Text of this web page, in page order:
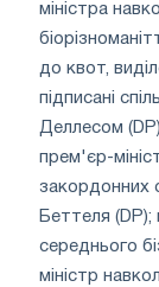
міністра
до квот,
підписані
Деллесом
прем'єр-
закордонних
Беттеля (DP);
середнього
міністр